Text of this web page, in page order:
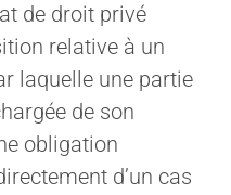
de droit privé
relative à un
laquelle une partie
de son
obligation
d’un cas